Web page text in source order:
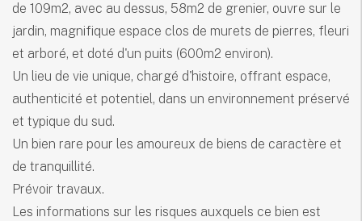
de 109m2, avec au dessus, 58m2 de grenier, ouvre sur le
jardin, magnifique espace clos de murets de pierres, fleuri
et arboré, et doté d'un puits (600m2 environ).
Un lieu de vie unique, chargé d'histoire, offrant espace,
authenticité et potentiel, dans un environnement préservé
et typique du sud.
Un bien rare pour les amoureux de biens de caractère et
de tranquillité.
Prévoir travaux.
Les informations sur les risques auxquels ce bien est